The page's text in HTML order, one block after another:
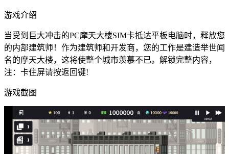
游戏介绍
当受到巨大冲击的PC摩天大楼SIM卡抵达平板电脑时，释放您
的内部建筑师！作为建筑师和开发商，您的工作是建造举世闻
名的摩天大楼，这将使整个城市羡慕不已。解锁完整内容，
注：卡住屏请按返回键!
游戏截图